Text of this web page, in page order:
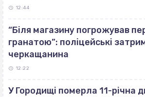
12:44
“Біля магазину погрожував
гранатою”: поліцейські
черкащанина
12:22
У Городищі померла 11-річна